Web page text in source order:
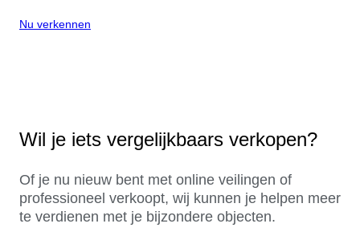
Nu verkennen
Wil je iets vergelijkbaars verkopen?
Of je nu nieuw bent met online veilingen of
professioneel verkoopt, wij kunnen je helpen meer
te verdienen met je bijzondere objecten.